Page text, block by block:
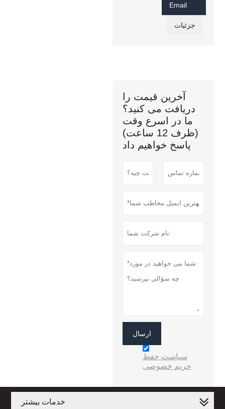
Email
جزئیات
آخرین قیمت را
دریافت می کنید؟
ما در اسرع وقت
(ظرف 12 ساعت)
پاسخ خواهیم داد
ارسال
سیاست حفظ
حریم خصوصی
خدمات بیشتر